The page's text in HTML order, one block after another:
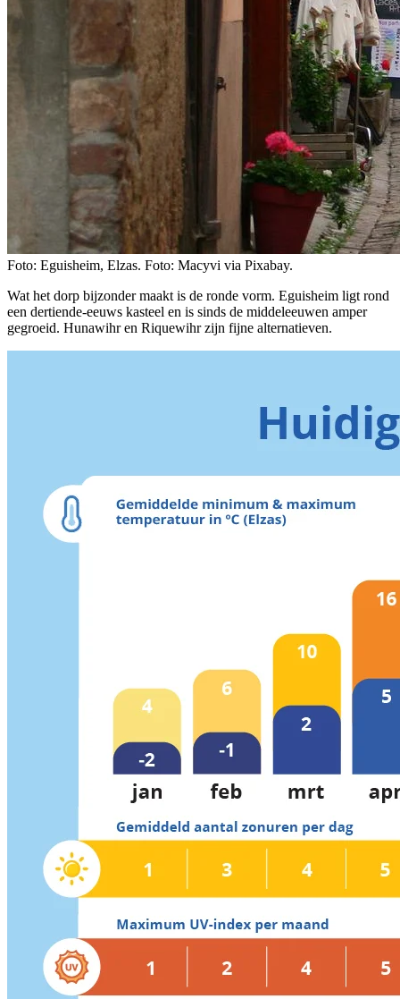
Foto: Eguisheim, Elzas. Foto: Macyvi via Pixabay.
Wat het dorp bijzonder maakt is de ronde vorm. Eguisheim ligt rond
een dertiende-eeuws kasteel en is sinds de middeleeuwen amper
gegroeid. Hunawihr en Riquewihr zijn fijne alternatieven.